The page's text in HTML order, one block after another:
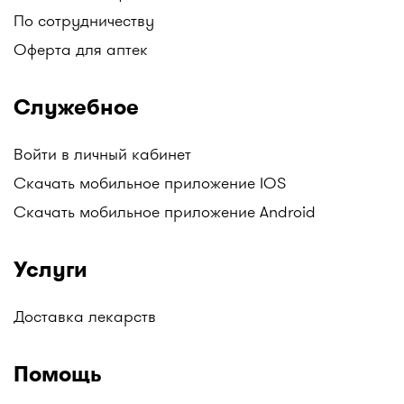
длительное время.
2. Храните одежду в герметичном пакете или
3. Следите за вентиляцией гардероба - моль
регулярно открывайте дверцы гардероба, чтобы
обеспечить приток воздуха.
По сотрудничеству
Оферта для аптек
Служебное
Войти в личный кабинет
Скачать мобильное приложение IOS
Скачать мобильное приложение Android
Услуги
Доставка лекарств
Помощь